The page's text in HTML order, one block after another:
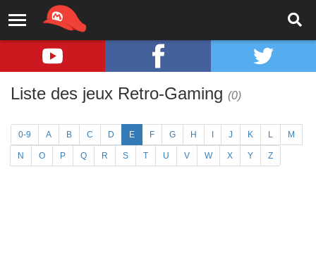
Liste des jeux Retro-Gaming (0)
0-9 A B C D E F G H J K L M
N O P Q R S T U V W X Y Z